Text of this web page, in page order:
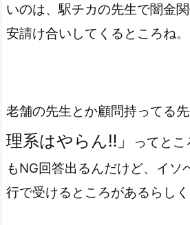
いのは、駅チカの先生で闇金
安請け合いしてくるところね。
老舗の先生とか顧問持ってる先
理系はやらん‼️」
ってと
もNG回答出るんだけど、イソ
行で受けるところがあるらしく